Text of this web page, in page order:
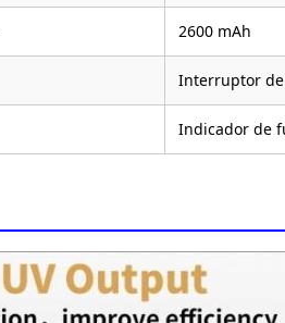
2600 mAh
Interruptor de
Indicador de